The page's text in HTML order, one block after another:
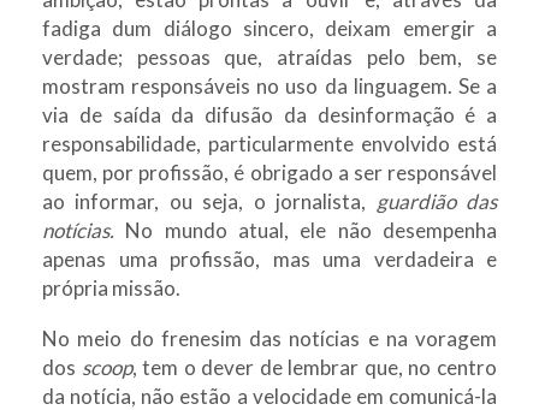
fadiga dum diálogo sincero, deixam emergir a
verdade; pessoas que, atraídas pelo bem, se
mostram responsáveis no uso da linguagem. Se a
via de saída da difusão da desinformação é a
responsabilidade, particularmente envolvido está
quem, por profissão, é obrigado a ser responsável
ao informar, ou seja, o jornalista, guardião das
notícias. No mundo atual, ele não desempenha
apenas uma profissão, mas uma verdadeira e
própria missão.
No meio do frenesim das notícias e na voragem
dos scoop, tem o dever de lembrar que, no centro
da notícia, não estão a velocidade em comunicá-la